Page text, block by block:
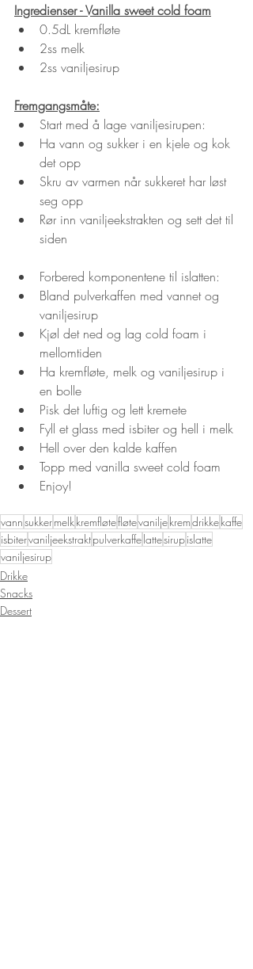
Ingredienser - Vanilla sweet cold foam
0.5dL kremfløte
2ss melk
2ss vaniljesirup
Fremgangsmåte:
Start med å lage vaniljesirupen:
Ha vann og sukker i en kjele og kok
det opp
Skru av varmen når sukkeret har løst
seg opp
Rør inn vaniljeekstrakten og sett det til
siden
Forbered komponentene til islatten:
Bland pulverkaffen med vannet og
vaniljesirup
Kjøl det ned og lag cold foam i
mellomtiden
Ha kremfløte, melk og vaniljesirup i
en bolle
Pisk det luftig og lett kremete
Fyll et glass med isbiter og hell i melk
Hell over den kalde kaffen
Topp med vanilla sweet cold foam
Enjoy!
vannsukkermelk kremfløtefløtevaniljekremdrikkekaffe
isbitervaniljeekstraktpulverkaffelattesirupislatte
vaniljesirup
Drikke
Snacks
Dessert